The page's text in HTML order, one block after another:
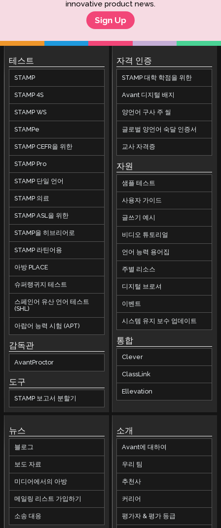
innovative product news.
Sign Up
테스트
STAMP
STAMP 4S
STAMP WS
STAMPe
STAMP CEFR을 위한
STAMP Pro
STAMP 단일 언어
STAMP 의료
STAMP ASL을 위한
STAMP을 히브리어로
STAMP 라틴어용
아방 PLACE
슈퍼랭귀지 테스트
스페인어 유산 언어 테스트
(SHL)
아랍어 능력 시험 (APT)
감독관
AvantProctor
도구
STAMP 보고서 분할기
자격 인증
STAMP 대학 학점을 위한
Avant 디지털 배지
양언어 구사 주 씰
글로벌 양언어 숙달 인증서
교사 자격증
자원
샘플 테스트
사용자 가이드
글쓰기 예시
비디오 튜토리얼
언어 능력 용어집
주별 리소스
디지털 브로셔
이벤트
시스템 유지 보수 업데이트
통합
Clever
ClassLink
Ellevation
뉴스
블로그
보도 자료
미디어에서의 아방
메일링 리스트 가입하기
소송 대응
소개
Avant에 대하여
우리 팀
추천사
커리어
평가자 & 평가 등급